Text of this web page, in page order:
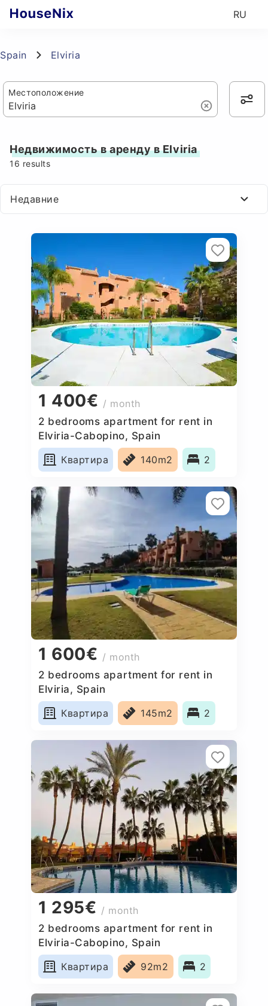
RU
Spain Elviria
Местоположение
Недвижимость в аренду в Elviria
16 results
Недавние
1 400€ / month
2 bedrooms apartment for rent in
Elviria-Cabopino, Spain
Квартира
140m2 2
1 600€ / month
2 bedrooms apartment for rent in
Elviria, Spain
Квартира
145m2 2
1 295€ / month
2 bedrooms apartment for rent in
Elviria-Cabopino, Spain
Квартира
92m2 2